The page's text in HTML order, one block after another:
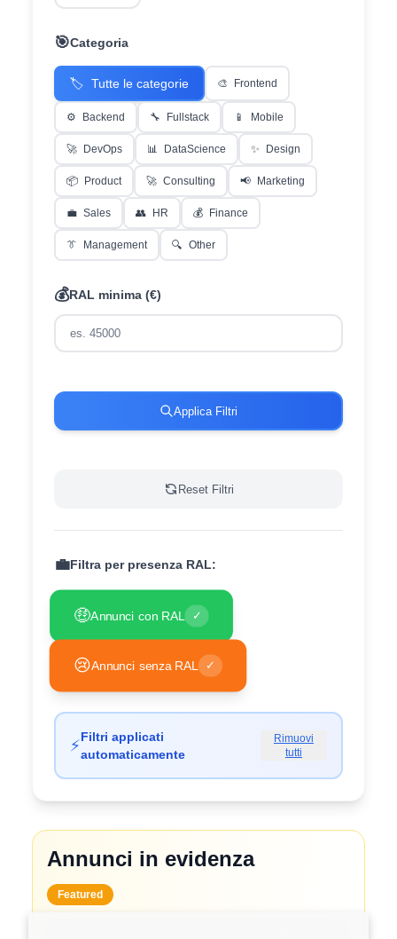
🎯Categoria
🏷️ Tutte le categorie 🎨 Frontend
⚙️ Backend 🔧 Fullstack 📱 Mobile
🚀 DevOps 📊 DataScience ✨ Design
📦 Product 🚀 Consulting 📢 Marketing
💼 Sales 👥 HR 💰 Finance
👔 Management 🔍 Other
💰RAL minima (€)
Applica Filtri
Reset Filtri
💼Filtra per presenza RAL:
🤑Annunci con RAL ✓
😢Annunci senza RAL ✓
⚡Filtri applicati
automaticamente
Rimuovi
tutti
Annunci in evidenza
Featured